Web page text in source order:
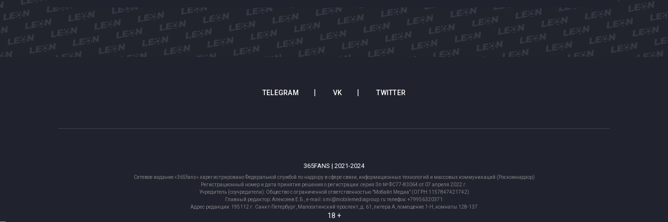
TELEGRAM VK TWITTER
365FANS | 2021-2024
Сетевое издание «365fans» зарегистрировано Федеральной службой по надзору в сфере связи, информационных технологий и массовых коммуникаций (Роскомнадзор)
Регистрационный номер и дата принятия решения о регистрации: серия Эл № ФС77-83064 от 07 апреля 2022 г.
Учредитель (соучредители): Общество с ограниченной ответственностью "Мобайл Медиа" (ОГРН 1157847421742)
Главный редактор: Алексеев Е.Б., e-mail: smi@mobilemediagroup.ru телефон: +79956320371
Адрес редакции: 195112 г. Санкт-Петербург, Малоохтинский проспект, д. 61, литера А, помещение 1-Н, комнаты 128-137
18 +